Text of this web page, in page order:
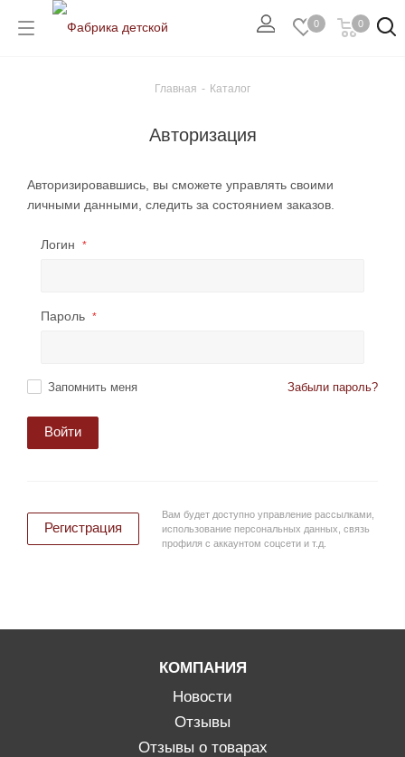
0 0
Главная - Каталог
Авторизация
Авторизировавшись, вы сможете управлять своими
личными данными, следить за состоянием заказов.
Логин *
Пароль *
Забыли пароль?
Запомнить меня
Войти
Регистрация
Вам будет доступно управление рассылками,
использование персональных данных, связь
профиля с аккаунтом соцсети и т.д.
КОМПАНИЯ
Новости
Отзывы
Отзывы о товарах